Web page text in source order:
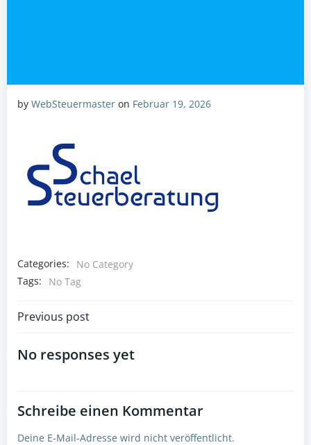
by WebSteuermaster on Februar 19, 2026
Categories:
No Category
Tags:
No Tag
Post
navigation
Previous post
No responses yet
Schreibe einen Kommentar
Deine E-Mail-Adresse wird nicht veröffentlicht.